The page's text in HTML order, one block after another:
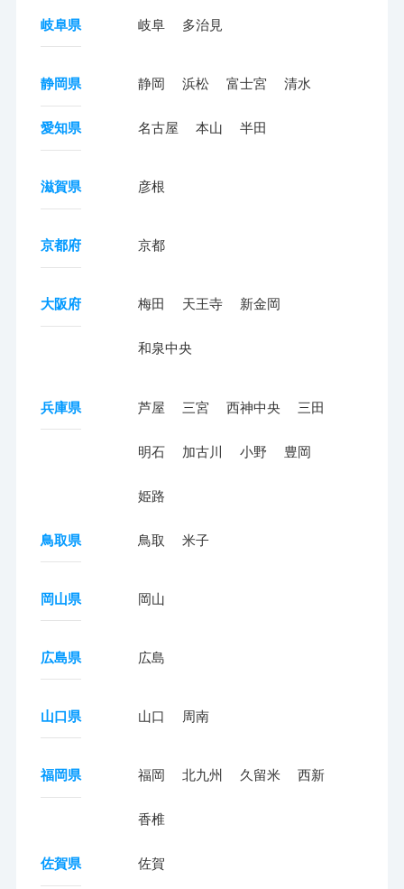
岐阜県 岐阜 多治見
静岡県 静岡 浜松 富士宮 清水
愛知県 名古屋 本山 半田
滋賀県 彦根
京都府 京都
大阪府 梅田 天王寺 新金岡
和泉中央
兵庫県 芦屋 三宮 西神中央 三田
明石 加古川 小野 豊岡
姫路
鳥取県 鳥取 米子
岡山県 岡山
広島県 広島
山口県 山口 周南
福岡県 福岡 北九州 久留米 西新
香椎
佐賀県 佐賀